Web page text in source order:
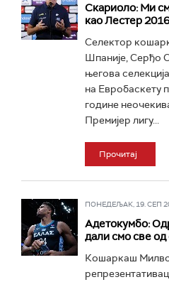
Скариоло: Ми
као Лестер
Селектор
Шпаније, Серђо
његова
на Евробаскету
године
Премијер лигу...
Прочитај
ПОНЕДЕЉАК, 19. СЕП
Адетокумбо:
дали смо све од
Кошаркаш